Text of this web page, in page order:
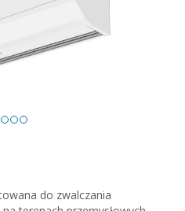
do zwalczania